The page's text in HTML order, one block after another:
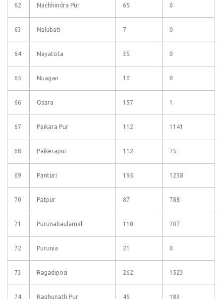
62 Nachhindra Pur 65 0
63 Nalubati 7 0
64 Nayatota 35 0
65 Nuagan 10 0
66 Osara 157 1
67 Paikara Pur 112 1141
68 Paikerapur 112 75
69 Panturi 195 1258
70 Patpur 87 788
71 Purunabaulamal 110 707
72 Purunia 21 0
73 Ragadiposi 262 1523
74 Raghunath Pur 45 183